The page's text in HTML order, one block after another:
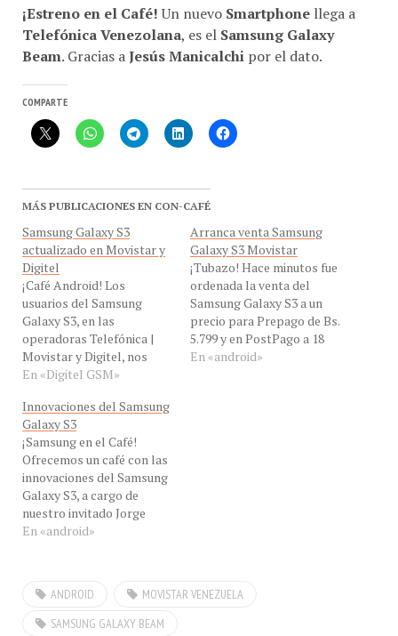
¡Estreno en el Café!Un nuevo Smartphone llega a
Telefónica Venezolana, es el Samsung Galaxy
Beam. Gracias aJesús Manicalchi por el dato.
COMPARTE
MÁS PUBLICACIONES EN CON-CAFÉ
Samsung Galaxy S3
actualizado en Movistar y
Digitel
¡Café Android! Los
usuarios del Samsung
Galaxy S3, en las
operadoras Telefónica |
Movistar y Digitel, nos
reportan la llegada de las
actualizaciones a Android
4.3 Jelly Beam (Gominola).
Me dicen que el despeño
del Samsung Galaxy S3 ha
mejorado un mundo. Nos
encantaría por favor,
recibir sus impresiones.…
En «Digitel GSM»
Arranca venta Samsung
Galaxy S3 Movistar
¡Tubazo! Hace minutos fue
ordenada la venta del
Samsung Galaxy S3 a un
precio para Prepago de Bs.
5.799 y en PostPago a 18
meses Bs. 4.639. Todos los
En «android»
Innovaciones del Samsung
Galaxy S3
¡Samsung en el Café!
Ofrecemos un café con las
innovaciones del Samsung
Galaxy S3, a cargo de
nuestro invitado Jorge
López, Gerente Jr. Soporte
en #ConCafeTVhd.
Entérate de primera mano
En «android»
ANDROID
MOVISTAR VENEZUELA
SAMSUNG GALAXY BEAM